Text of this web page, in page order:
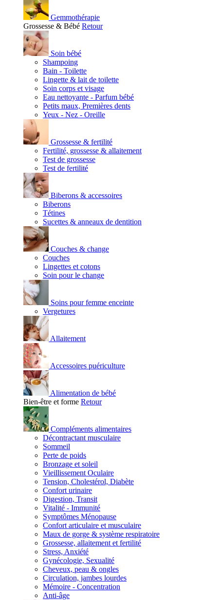
Gemmothérapie
Grossesse & Bébé Retour
Soin bébé
Shampoing
Bain - Toilette
Lingette & lait de toilette
Soin corps et visage
Eau nettoyante - Parfum bébé
Petits maux, Premières dents
Yeux - Nez - Oreille
Grossesse & fertilité
Fertilité, grossesse & allaitement
Test de grossesse
Test de fertilité
Biberons & accessoires
Biberons
Tétines
Sucettes & anneaux de dentition
Couches & change
Couches
Lingettes et cotons
Soin pour le change
Soins pour femme enceinte
Vergetures
Allaitement
Accessoires puériculture
Alimentation de bébé
Bien-être et forme Retour
Compléments alimentaires
Décontractant musculaire
Sommeil
Perte de poids
Bronzage et soleil
Vieillissement Oculaire
Tension, Cholestérol, Diabète
Confort urinaire
Digestion, Transit
Vitalité - Immunité
Symptômes Ménopause
Confort articulaire et musculaire
Maux de gorge & système respiratoire
Grossesse, allaitement et fertilité
Stress, Anxiété
Gynécologie, Sexualité
Cheveux, peau & ongles
Circulation, jambes lourdes
Mémoire - Concentration
Anti-âge